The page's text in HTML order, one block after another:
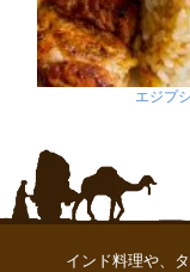
エジプ
インド料理や、